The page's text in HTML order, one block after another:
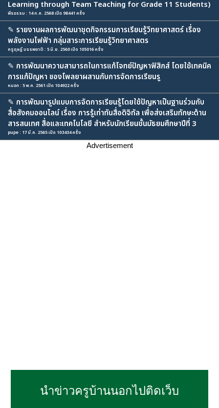
Learning through Team Teaching for Grade 11 Students)
พีรธรรม : 14 ก.ค. 2568 เปิด 98441 ครั้ง
✎ รายงานผลการพัฒนาชุดกิจกรรมการเรียนรู้วิทยาศาสตร์ เรื่อง
พลังงานไฟฟ้า กลุ่มสาระการเรียนรู้วิทยาศาสตร
ครูดุษฎี บรรพชาติ : 5 มิ.ย. 2560 เปิด 105016 ครั้ง
✎ การพัฒนาความสามารถในการแก้โจทย์ปัญหาฟิสิกส์ โดยใช้เทคนิค
การแก้ปัญหา ของโพลยาผสานกับการจัดการเรียนรู
หมอก : 5 พ.ค. 2561 เปิด 104922 ครั้ง
✎ การพัฒนารูปแบบการจัดการเรียนรู้โดยใช้ปัญหาเป็นฐานร่วมกับ
สื่อสังคมออนไลน์ เรื่อง การรู้เท่าทันสื่อดิจิทัล เพื่อส่งเสริมทักษะด้าน
สารสนเทศ สื่อและเทคโนโลยี สำหรับนักเรียนชั้นมัธยมศึกษาปีที่ 3
pupe : 17 มี.ค. 2565 เปิด 103434 ครั้ง
Advertisement
นำข่าวครูบ้านนอกไปติดเว็บ